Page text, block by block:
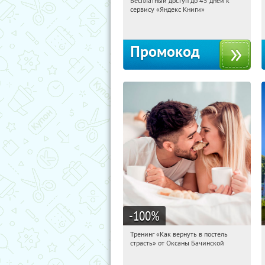
18:22:50
Получи первым!
сервису «Яндекс Книги»
Промокод
-100%
18:22:50 Получили:
Тренинг «Как вернуть в постель
страсть» от Оксаны Бачинской